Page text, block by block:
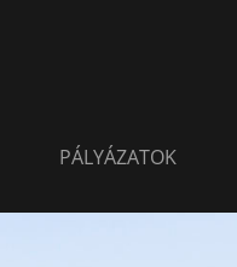
PÁLYÁZATOK